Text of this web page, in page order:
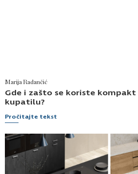
Marija Radančić
Gde i zašto se koriste
kupatilu?
Pročitajte tekst